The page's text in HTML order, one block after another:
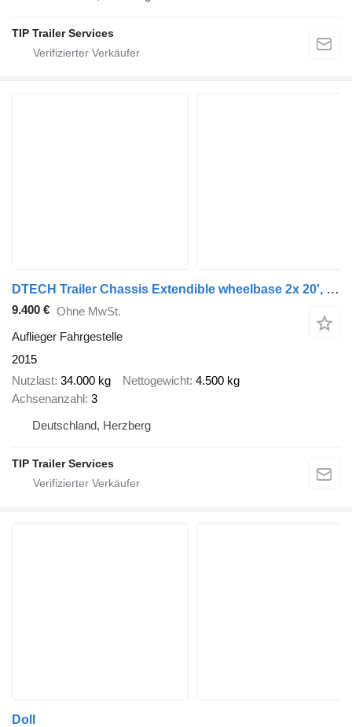
TIP Trailer Services
DTECH Trailer Chassis Extendible wheelbase 2x 20', 30', 40' and
9.400 € Ohne MwSt.
Auflieger Fahrgestelle
2015
Nutzlast 34.000 kg Nettogewicht 4.500 kg
Achsenanzahl 3
Deutschland, Herzberg
TIP Trailer Services
Doll